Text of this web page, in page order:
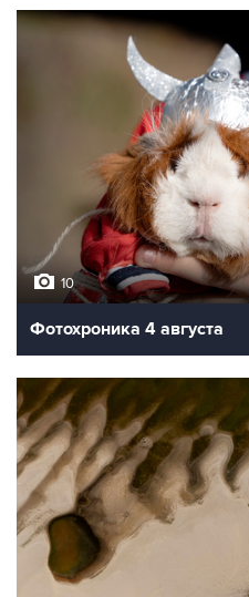
10
Фотохроника 4 августа